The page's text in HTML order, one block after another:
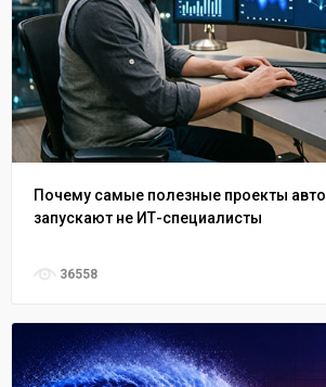
Почему самые полезные проекты
запускают не ИТ-специалисты
36558